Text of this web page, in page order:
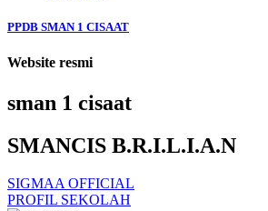
PPDB SMAN 1 CISAAT
Website resmi
sman 1 cisaat
SMANCIS B.R.I.L.I.A.N
SIGMAA OFFICIAL
PROFIL SEKOLAH